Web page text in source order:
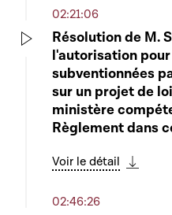
02:21:06
Résolution de M.
l'autorisation
subventionnées
sur un projet de
ministère
Règlement dans
Voir le détail
02:46:26